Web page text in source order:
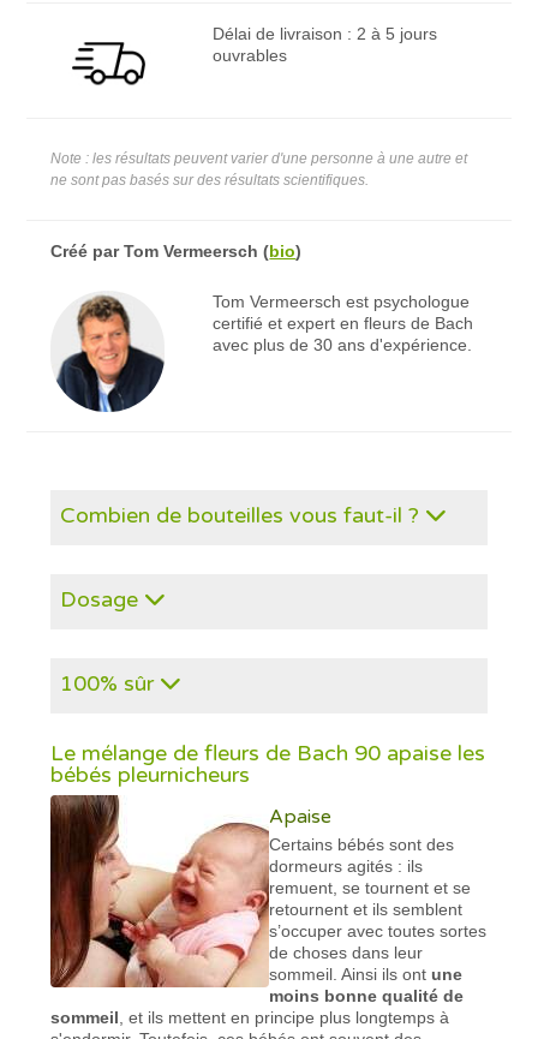
Délai de livraison : 2 à 5 jours
ouvrables
Note : les résultats peuvent varier d'une personne à une autre et
ne sont pas basés sur des résultats scientifiques.
Créé parTom Vermeersch (bio)
Tom Vermeersch est psychologue
certifié et expert en fleurs de Bach
avec plus de 30 ans d'expérience.
Combien de bouteilles vous faut-il ?
Dosage
100% sûr
Le mélange de fleurs de Bach 90 apaise les
bébés pleurnicheurs
Apaise
Certains bébés sont des
dormeurs agités : ils
remuent, se tournent et se
retournent et ils semblent
s’occuper avec toutes sortes
de choses dans leur
sommeil. Ainsi ils ont une
moins bonne qualité de
sommeil , et ils mettent en principe plus longtemps à